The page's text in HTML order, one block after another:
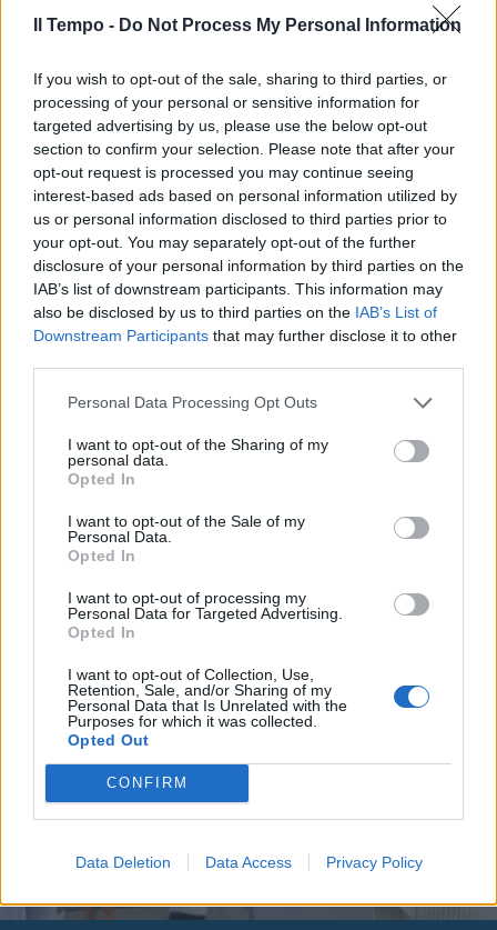
Il Tempo - Do Not Process My Personal Information
If you wish to opt-out of the sale, sharing to third parties, or
processing of your personal or sensitive information for
targeted advertising by us, please use the below opt-out
section to confirm your selection. Please note that after your
opt-out request is processed you may continue seeing
interest-based ads based on personal information utilized by
us or personal information disclosed to third parties prior to
your opt-out. You may separately opt-out of the further
disclosure of your personal information by third parties on the
IAB’s list of downstream participants. This information may
also be disclosed by us to third parties on the IAB’s List of
Downstream Participants that may further disclose it to other
Personal Data Processing Opt Outs
I want to opt-out of the Sharing of my
personal data.
Opted In
I want to opt-out of the Sale of my
Personal Data.
Opted In
I want to opt-out of processing my
Personal Data for Targeted Advertising.
Opted In
I want to opt-out of Collection, Use,
Retention, Sale, and/or Sharing of my
Personal Data that Is Unrelated with the
Purposes for which it was collected.
Opted Out
CONFIRM
Data Deletion Data Access Privacy Policy